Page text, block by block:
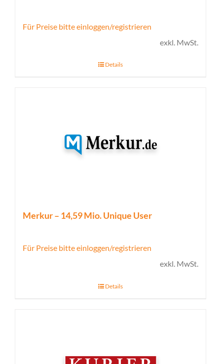
Für Preise bitte einloggen/registrieren
exkl. MwSt.
Details
Merkur – 14,59 Mio. Unique User
Für Preise bitte einloggen/registrieren
exkl. MwSt.
Details